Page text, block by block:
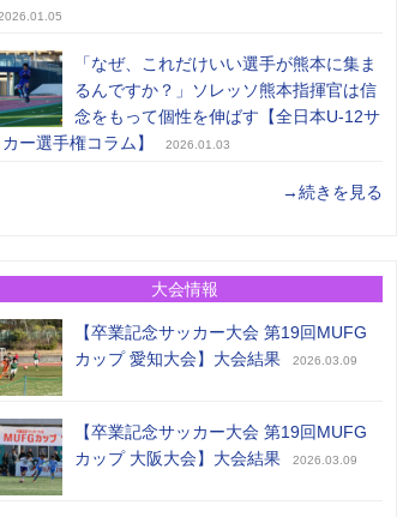
「なぜ、これだけいい選手が熊本に集ま
るんですか？」ソレッソ熊本指揮官は信
念をもって個性を伸ばす【全日本U-12サ
カー選手権コラム】
2026.01.03
→続きを見る
大会情報
【卒業記念サッカー大会 第19回MUFG
カップ 愛知大会】大会結果
2026.03.09
【卒業記念サッカー大会 第19回MUFG
カップ 大阪大会】大会結果
2026.03.09